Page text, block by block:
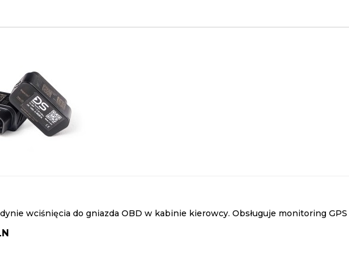
wciśnięcia do gniazda OBD w kabinie kierowcy. Obsługuje monitoring GPS